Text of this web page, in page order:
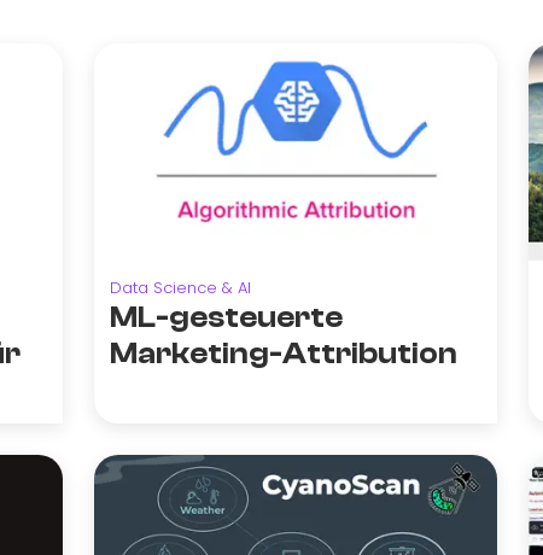
Data Science & AI
ML-gesteuerte
Marketing-Attribution